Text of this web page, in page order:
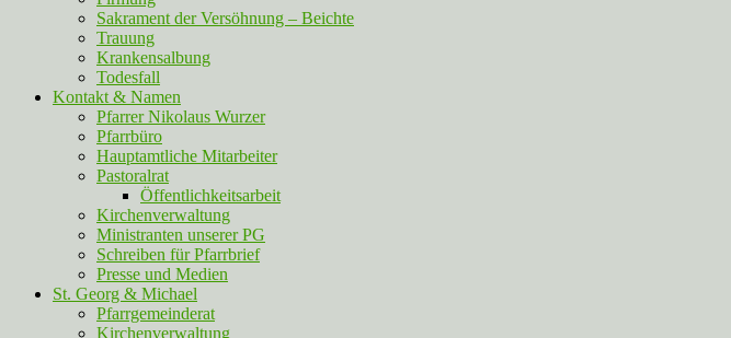
Sakrament der Versöhnung – Beichte
Trauung
Krankensalbung
Todesfall
Kontakt & Namen
Pfarrer Nikolaus Wurzer
Pfarrbüro
Hauptamtliche Mitarbeiter
Pastoralrat
Öffentlichkeitsarbeit
Kirchenverwaltung
Ministranten unserer PG
Schreiben für Pfarrbrief
Presse und Medien
St. Georg & Michael
Pfarrgemeinderat
Kirchenverwaltung